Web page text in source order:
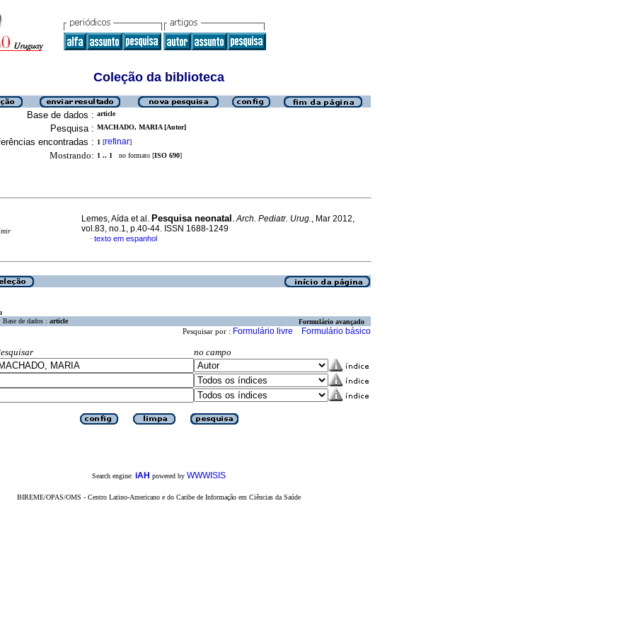
Coleção da biblioteca
Base de dados : article
Pesquisa : MACHADO, MARIA [Autor]
encontradas : 1 [refinar]
Mostrando: 1 .. 1 no formato [ISO 690]
Lemes, Aída et al. Pesquisa neonatal .Arch. Pediatr. Urug., Mar 2012,
vol.83, no.1, p.40-44. ISSN 1688-1249
· texto em espanhol
Base de dados : article Formulário avançado
Pesquisar por : Formulário livre Formulário básico
no campo
Search engine: iAH powered by WWWISIS
BIREME/OPAS/OMS - Centro Latino-Americano e do Caribe de Informação em Ciências da Saúde